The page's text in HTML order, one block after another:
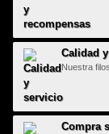
Calidad
Nuestra
Compra